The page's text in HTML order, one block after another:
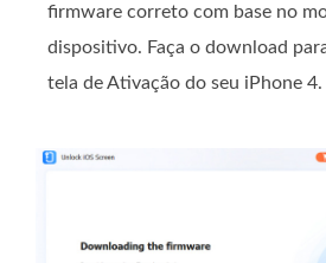
firmware correto com base no
dispositivo. Faça o download
tela de Ativação do seu iPhone 4.